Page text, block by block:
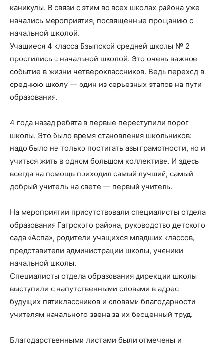
каникулы. В связи с этим во всех школах района уже
начались мероприятия, посвященные прощанию с
начальной школой.
Учащиеся 4 класса Бзыпской средней школы № 2
простились с начальной школой. Это очень важное
событие в жизни четвероклассников. Ведь переход в
среднюю школу — один из серьезных этапов на пути
образования.
4 года назад ребята в первые переступили порог
школы. Это было время становления школьников:
надо было не только постигать азы грамотности, но и
учиться жить в одном большом коллективе. И здесь
всегда на помощь приходил самый лучший, самый
добрый учитель на свете — первый учитель.
На мероприятии присутствовали специалисты отдела
образования Гагрского района, руководство детского
сада «Аспа», родители учащихся младших классов,
представители администрации школы, ученики
начальной школы.
Специалисты отдела образования дирекции школы
выступили с напутственными словами в адрес
будущих пятиклассников и словами благодарности
учителям начального звена за их бесценный труд.
Благодарственными листами были отмечены и